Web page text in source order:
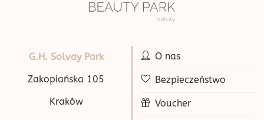
G.H. Solvay Park
Zakopiańska 105
Kraków
O nas
Bezpieczeństwo
Voucher